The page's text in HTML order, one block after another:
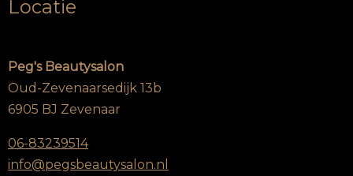
Locatie
Peg's Beautysalon
Oud-Zevenaarsedijk 13b
6905 BJ Zevenaar
06-83239514
info@pegsbeautysalon.nl